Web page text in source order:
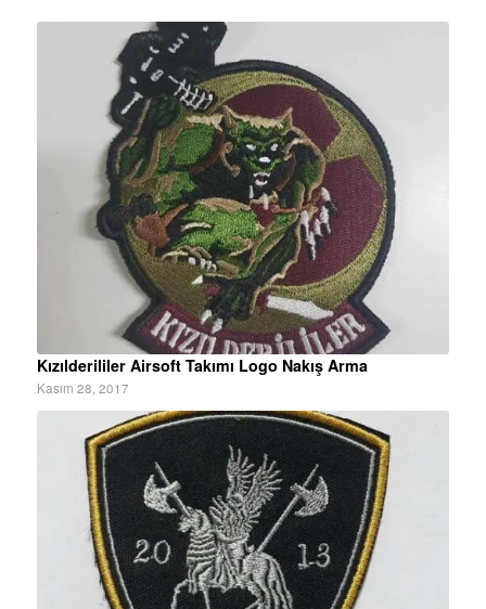
Kızılderililer Airsoft Takımı Logo Nakış Arma
Kasım 28, 2017